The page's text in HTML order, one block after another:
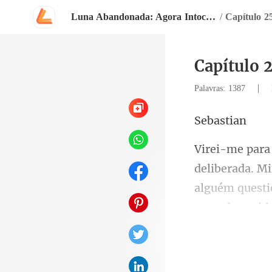
Luna Abandonada: Agora Intocável / Capítulo
Capítulo
Palavras: 1387 |
ast
alguém